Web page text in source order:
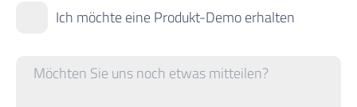
Ich möchte eine Produkt-Demo erhalten